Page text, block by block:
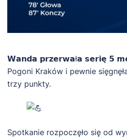
𝗪𝗮𝗻𝗱𝗮 𝗽𝗿𝘇𝗲𝗿𝘄𝗮ł𝗮 𝘀𝗲𝗿𝗶𝗲̨ 𝟱
Pogoni Kraków i pewnie
trzy punkty.
Spotkanie rozpoczęło się od